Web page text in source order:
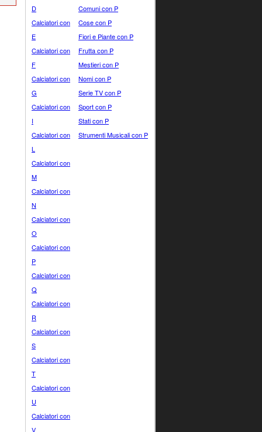
D
Calciatori con
E
Calciatori con
F
Calciatori con
G
Calciatori con
I
Calciatori con
L
Calciatori con
M
Calciatori con
N
Calciatori con
O
Calciatori con
P
Calciatori con
Q
Calciatori con
R
Calciatori con
S
Calciatori con
T
Calciatori con
U
Calciatori con
V
Comuni con P
Cose con P
Fiori e Piante con P
Frutta con P
Mestieri con P
Nomi con P
Serie TV con P
Sport con P
Stati con P
Strumenti Musicali con P